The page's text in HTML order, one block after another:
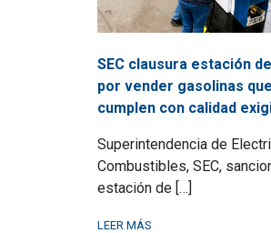
SEC clausura estación
por vender gasolinas
cumplen con calidad
Superintendencia de
Combustibles, SEC,
estación de […]
LEER MÁS